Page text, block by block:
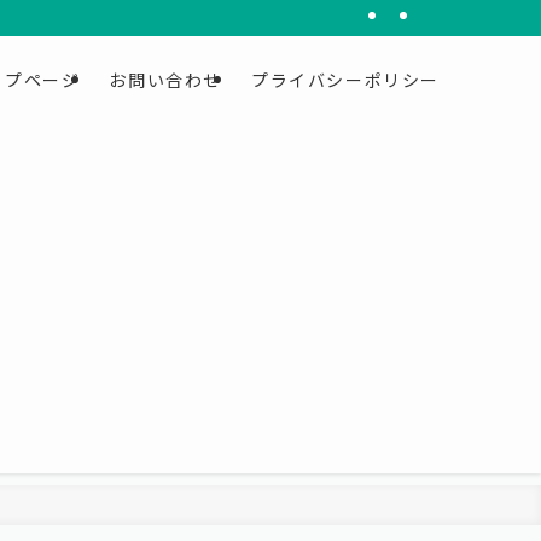
ページ お問い合わせ プライバシーポリシー